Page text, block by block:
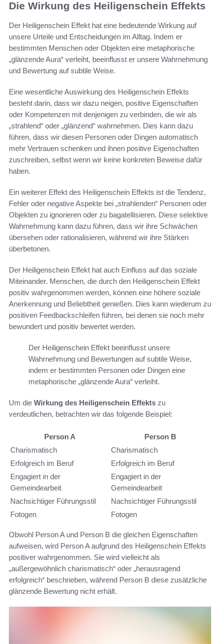
Die Wirkung des Heiligenschein Effekts
Der Heiligenschein Effekt hat eine bedeutende Wirkung auf
unsere Urteile und Entscheidungen im Alltag. Indem er
bestimmten Menschen oder Objekten eine metaphorische
„glänzende Aura“ verleiht, beeinflusst er unsere Wahrnehmung
und Bewertung auf subtile Weise.
Eine wesentliche Auswirkung des Heiligenschein Effekts
besteht darin, dass wir dazu neigen, positive Eigenschaften
oder Kompetenzen mit denjenigen zu verbinden, die wir als
„strahlend“ oder „glänzend“ wahrnehmen. Dies kann dazu
führen, dass wir diesen Personen oder Dingen automatisch
mehr Vertrauen schenken und ihnen positive Eigenschaften
zuschreiben, selbst wenn wir keine konkreten Beweise dafür
haben.
Ein weiterer Effekt des Heiligenschein Effekts ist die Tendenz,
Fehler oder negative Aspekte bei „strahlenden“ Personen oder
Objekten zu ignorieren oder zu bagatellisieren. Diese selektive
Wahrnehmung kann dazu führen, dass wir ihre Schwächen
übersehen oder rationalisieren, während wir ihre Stärken
überbetonen.
Der Heiligenschein Effekt hat auch Einfluss auf das soziale
Miteinander. Menschen, die durch den Heiligenschein Effekt
positiv wahrgenommen werden, können eine höhere soziale
Anerkennung und Beliebtheit genießen. Dies kann wiederum zu
positiven Feedbackschleifen führen, bei denen sie noch mehr
bewundert und positiv bewertet werden.
Der Heiligenschein Effekt beeinflusst unsere
Wahrnehmung und Bewertungen auf subtile Weise,
indem er bestimmten Personen oder Dingen eine
metaphorische „glänzende Aura“ verleiht.
Um die Wirkung des Heiligenschein Effekts zu
verdeutlichen, betrachten wir das folgende Beispiel:
Person A
Person B
Charismatisch
Charismatisch
Erfolgreich im Beruf
Erfolgreich im Beruf
Engagiert in der
Gemeindearbeit
Engagiert in der
Gemeindearbeit
Nachsichtiger Führungsstil
Nachsichtiger Führungsstil
Fotogen
Fotogen
Obwohl Person A und Person B die gleichen Eigenschaften
aufweisen, wird Person A aufgrund des Heiligenschein Effekts
positiver wahrgenommen. Sie wird vielleicht als
„außergewöhnlich charismatisch“ oder „herausragend
erfolgreich“ beschrieben, während Person B diese zusätzliche
glänzende Bewertung nicht erhält.